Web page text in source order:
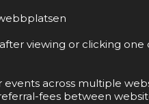
viewing or clicking
across multiple
fees between